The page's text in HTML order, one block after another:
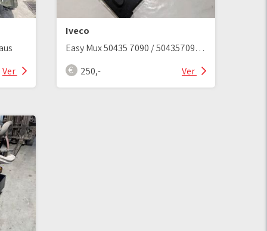
Ver
Iveco
Easy Mux 50435 7090 / 504357090 Steuergerät
250,-
Ver